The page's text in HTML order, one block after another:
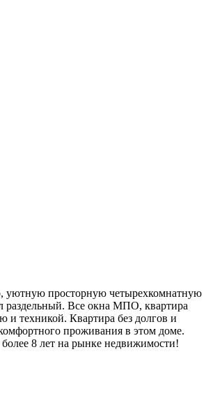
просторную четырехкомнатную
раздельный. Все окна МПО, квартира
и техникой. Квартира без долгов и
проживания в этом доме.
8 лет на рынке недвижимости!